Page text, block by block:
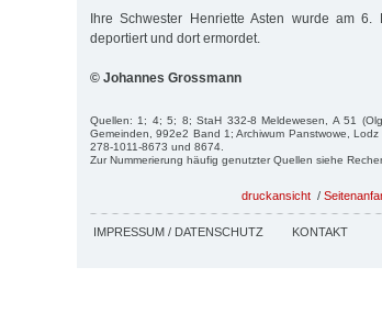
Ihre Schwester Henriette Asten wurde am 6.
deportiert und dort ermordet.
© Johannes Grossmann
Quellen: 1; 4; 5; 8; StaH 332-8 Meldewesen, A 51
Gemeinden, 992e2 Band 1; Archiwum Panstwowe,
278-1011-8673 und 8674.
Zur Nummerierung häufig genutzter Quellen siehe
druckansicht /
IMPRESSUM / DATENSCHUTZ KONTAKT